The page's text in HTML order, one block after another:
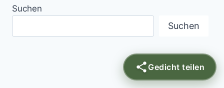
Gedicht teilen
Suchen
Suchen